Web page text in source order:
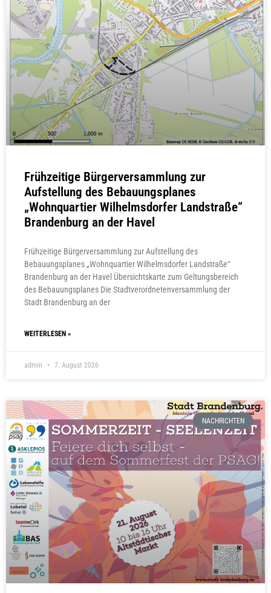
Frühzeitige Bürgerversammlung zur
Aufstellung des Bebauungsplanes
„Wohnquartier Wilhelmsdorfer Landstraße“
Brandenburg an der Havel
Frühzeitige Bürgerversammlung zur Aufstellung des
Bebauungsplanes „Wohnquartier Wilhelmsdorfer Landstraße“
Brandenburg an der Havel Übersichtskarte zum Geltungsbereich
des Bebauungsplanes Die Stadtverordnetenversammlung der
Stadt Brandenburg an der
WEITERLESEN »
admin 7. August 2026
NACHRICHTEN